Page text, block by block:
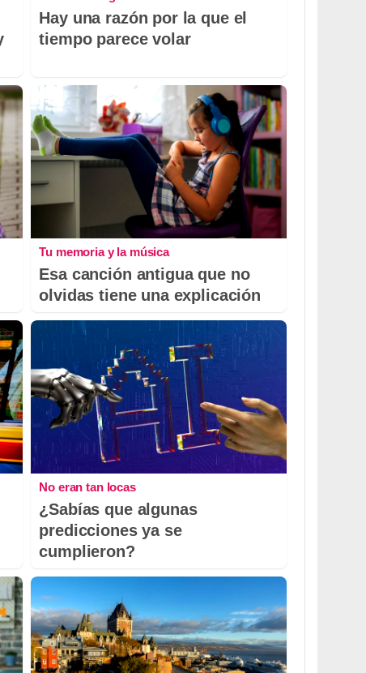
Hay una razón por la que el
tiempo parece volar
Tu memoria y la música
Esa canción antigua que no
olvidas tiene una explicación
No eran tan locas
¿Sabías que algunas
predicciones ya se
cumplieron?